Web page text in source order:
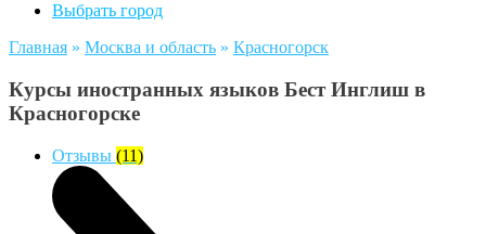
Выбрать город
Главная » Москва и область » Красногорск
Курсы иностранных языков Бест Инглиш в
Красногорске
Отзывы (11)